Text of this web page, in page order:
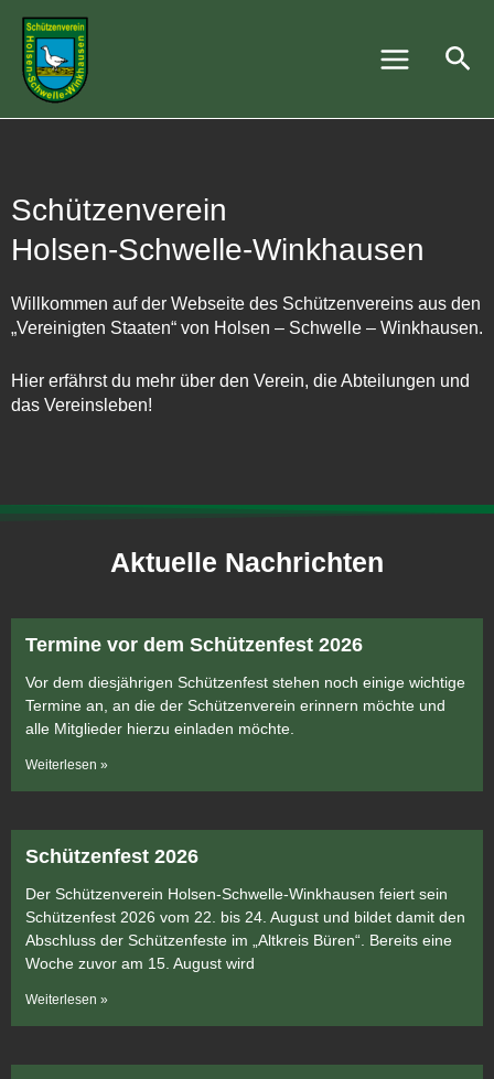
Inhalt
springen
Menu
Schützenverein
Holsen-Schwelle-Winkhausen
Willkommen auf der Webseite des Schützenvereins aus den
„Vereinigten Staaten“ von Holsen – Schwelle – Winkhausen.
Hier erfährst du mehr über den Verein, die Abteilungen und
das Vereinsleben!
Aktuelle Nachrichten
Termine vor dem Schützenfest 2026
Vor dem diesjährigen Schützenfest stehen noch einige wichtige
Termine an, an die der Schützenverein erinnern möchte und
alle Mitglieder hierzu einladen möchte.
Weiterlesen »
Schützenfest 2026
Der Schützenverein Holsen-Schwelle-Winkhausen feiert sein
Schützenfest 2026 vom 22. bis 24. August und bildet damit den
Abschluss der Schützenfeste im „Altkreis Büren“. Bereits eine
Woche zuvor am 15. August wird
Weiterlesen »